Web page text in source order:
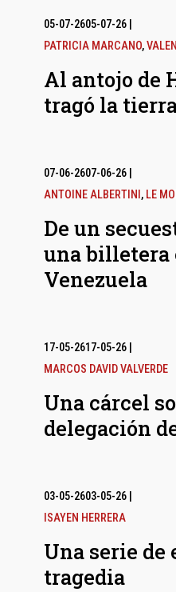
05-07-2605-07-26|
PATRICIA MARCANO,
Al antojo de
tragó la
07-06-2607-06-26|
ANTOINE ALBERTINI , LE
De un
una billetera
Venezuela
17-05-2617-05-26|
MARCOS DAVID VALVERDE
Una cárcel
delegación
03-05-2603-05-26|
ISAYEN HERRERA
Una serie de
tragedia